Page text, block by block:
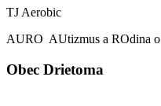
TJ Aerobic
AURO AUtizmus a ROdina
Obec Drietoma